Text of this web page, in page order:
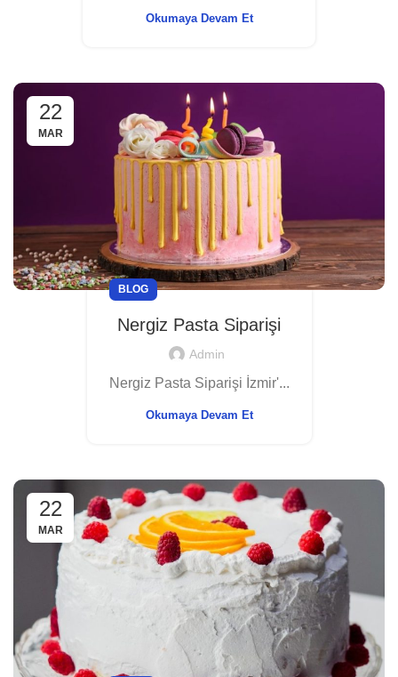
Okumaya Devam Et
22
MAR
BLOG
Nergiz Pasta Siparişi
Admin
Nergiz Pasta Siparişi İzmir'...
Okumaya Devam Et
22
MAR